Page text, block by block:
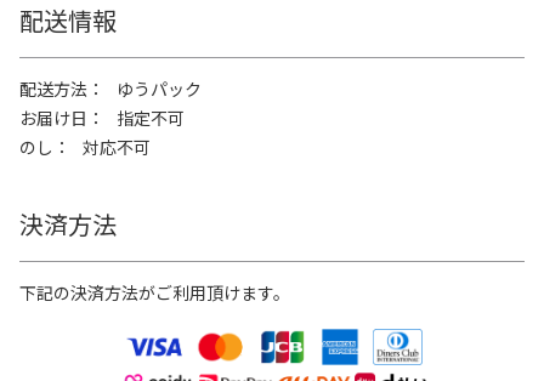
配送情報
配送方法
ゆうパック
お届け日
指定不可
のし
対応不可
決済方法
下記の決済方法がご利用頂けます。